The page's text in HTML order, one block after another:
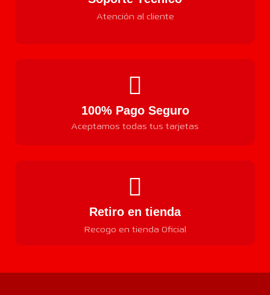
Atención al cliente
100% Pago Seguro
Aceptamos todas tus tarjetas
Retiro en tienda
Recogo en tienda Oficial